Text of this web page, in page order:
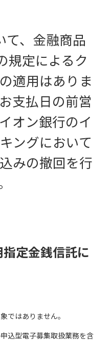
て、金融商品
規定によるク
適用はありま
支払日の前営
オン銀行のイ
ングにおいて
みの撤回を行
定金銭信託に
ではありません。
込型電子募集取扱業務を含